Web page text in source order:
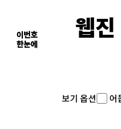
웹진
이번호
한눈에
보기 옵션 어